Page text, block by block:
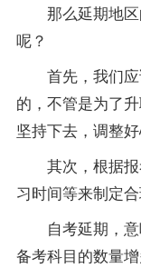
那么延期地
呢？
首先，我们
的，不管是为了
坚持下去，调整
其次，根据
习时间等来制定合
自考延期，
备考科目的数量